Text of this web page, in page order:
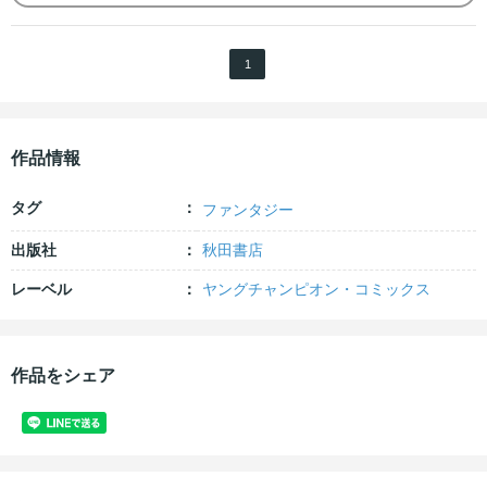
1
作品情報
タグ ファンタジー
出版社 秋田書店
レーベル ヤングチャンピオン・コミックス
作品をシェア